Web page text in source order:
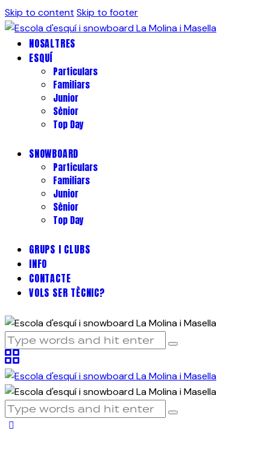
Skip to content Skip to footer
NOSALTRES
ESQUÍ
Particulars
Familiars
Junior
Sènior
Top Day
SNOWBOARD
Particulars
Familiars
Junior
Sènior
Top Day
GRUPS I CLUBS
INFO
CONTACTE
VOLS SER TÈCNIC?